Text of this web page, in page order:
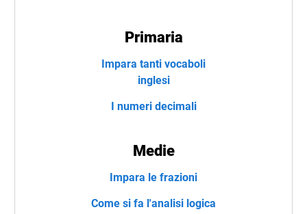
Primaria
Impara tanti vocaboli
inglesi
I numeri decimali
Medie
Impara le frazioni
Come si fa l'analisi logica